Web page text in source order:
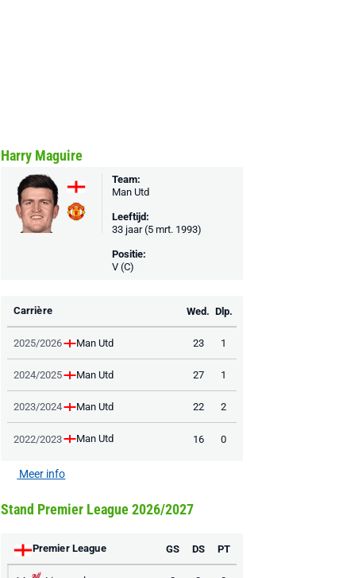
Harry Maguire
Team:
Man Utd
Leeftijd:
33 jaar (5 mrt. 1993)
Positie:
V (C)
Carrière Wed. Dlp.
2025/2026 Man Utd 23 1
2024/2025 Man Utd 27 1
2023/2024 Man Utd 22 2
2022/2023 Man Utd 16 0
Meer info
Stand Premier League 2026/2027
Premier League GS DS PT